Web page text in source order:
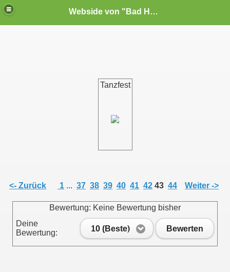
Webside von "Bad Habit"e.V. Noschkowitz
Tanzfest
<- Zurück 1 ... 37 38 39 40 41 42 43 44 Weiter ->
Bewertung: Keine Bewertung bisher
Deine
Bewertung:
10 (Beste) Bewerten